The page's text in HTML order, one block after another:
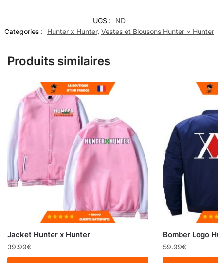
UGS :
ND
Catégories :
Hunter x Hunter, Vestes et Blousons Hunter × Hunter
Produits similaires
Jacket Hunter x Hunter
39.99€
Bomber Logo
59.99€